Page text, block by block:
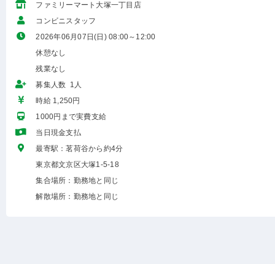
ファミリーマート大塚一丁目店
コンビニスタッフ
2026年06月07日(日) 08:00～12:00
休憩なし
残業なし
募集人数 1人
時給 1,250円
1000円まで実費支給
当日現金支払
最寄駅：茗荷谷から約4分
東京都文京区大塚1-5-18
集合場所：勤務地と同じ
解散場所：勤務地と同じ